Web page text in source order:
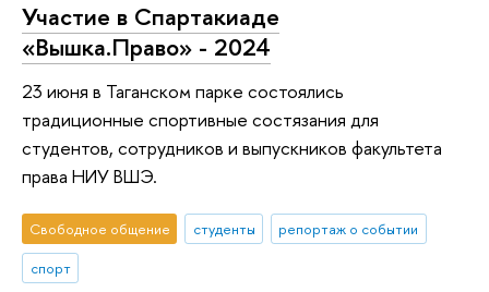
Участие в Спартакиаде
«Вышка.Право» - 2024
23 июня в Таганском парке состоялись
традиционные спортивные состязания для
студентов, сотрудников и выпускников факультета
права НИУ ВШЭ.
Свободное общение студенты
репортаж о событии
спорт